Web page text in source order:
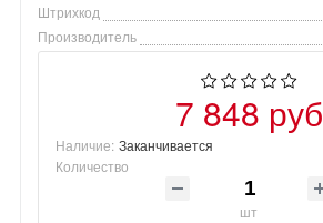
Штрихкод
Производитель
7 848 руб
Наличие: Заканчивается
Количество
шт